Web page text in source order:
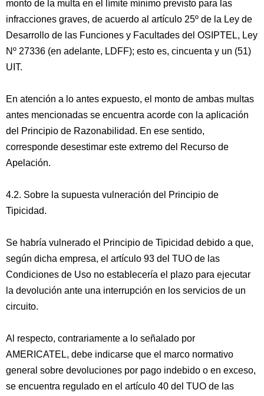
monto de la multa en el límite mínimo previsto para las
infracciones graves, de acuerdo al artículo 25º de la Ley de
Desarrollo de las Funciones y Facultades del OSIPTEL, Ley
Nº 27336 (en adelante, LDFF); esto es, cincuenta y un (51)
UIT.
En atención a lo antes expuesto, el monto de ambas multas
antes mencionadas se encuentra acorde con la aplicación
del Principio de Razonabilidad. En ese sentido,
corresponde desestimar este extremo del Recurso de
Apelación.
4.2. Sobre la supuesta vulneración del Principio de
Tipicidad.
Se habría vulnerado el Principio de Tipicidad debido a que,
según dicha empresa, el artículo 93 del TUO de las
Condiciones de Uso no establecería el plazo para ejecutar
la devolución ante una interrupción en los servicios de un
circuito.
Al respecto, contrariamente a lo señalado por
AMERICATEL, debe indicarse que el marco normativo
general sobre devoluciones por pago indebido o en exceso,
se encuentra regulado en el artículo 40 del TUO de las